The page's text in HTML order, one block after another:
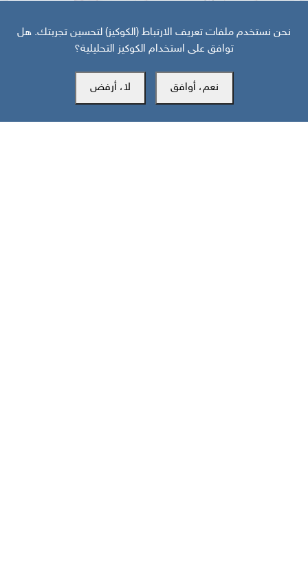
نحن نستخدم ملفات تعريف الارتباط (الكوكيز) لتحسين تجربتك. هل
توافق على استخدام الكوكيز التحليلية؟
نعم، أوافق لا، أرفض